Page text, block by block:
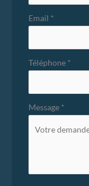
Email *
Téléphone *
Message *